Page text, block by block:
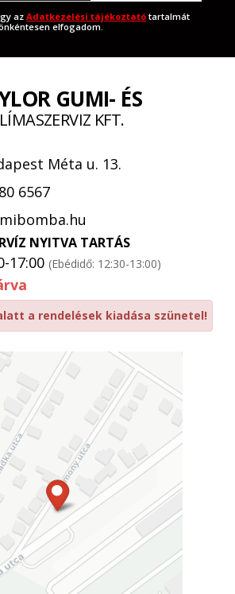
azAdatkezelési tájékoztató tartalmát
elfogadom.
GUMI- ÉS
KFT.
Méta u. 13.
6567
NYITVA TARTÁS
17:00 (Ebédidő: 12:30-13:00)
a rendelések kiadása szünetel!